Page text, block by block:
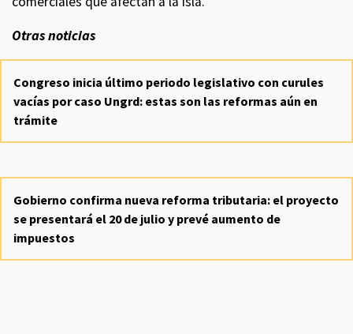
Otras noticias
Congreso inicia último periodo legislativo con curules
vacías por caso Ungrd: estas son las reformas aún en
trámite
Gobierno confirma nueva reforma tributaria: el proyecto
se presentará el 20 de julio y prevé aumento de
impuestos